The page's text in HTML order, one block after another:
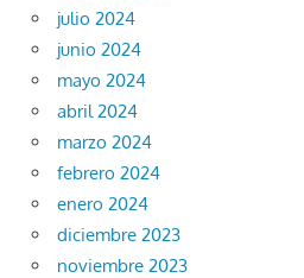
julio 2024
junio 2024
mayo 2024
abril 2024
marzo 2024
febrero 2024
enero 2024
diciembre 2023
noviembre 2023